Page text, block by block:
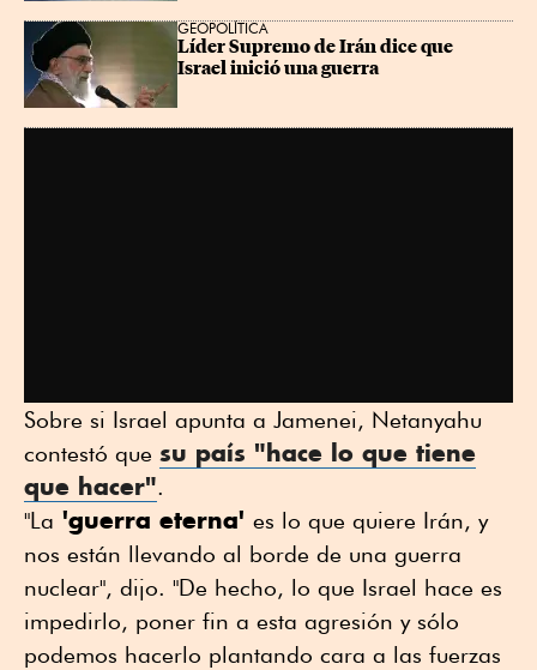
GEOPOLÍTICA
Líder Supremo de Irán dice que
Israel inició una guerra
Sobre si Israel apunta a Jamenei, Netanyahu
contestó que su país "hace lo que tiene
que hacer".
"La 'guerra eterna' es lo que quiere Irán, y
nos están llevando al borde de una guerra
nuclear", dijo. "De hecho, lo que Israel hace es
impedirlo, poner fin a esta agresión y sólo
podemos hacerlo plantando cara a las fuerzas